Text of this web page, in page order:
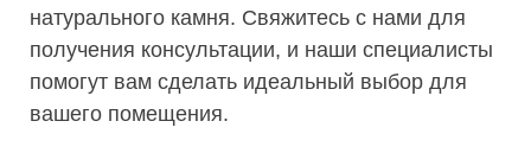
натурального камня. Свяжитесь с нами для
получения консультации, и наши специалисты
помогут вам сделать идеальный выбор для
вашего помещения.